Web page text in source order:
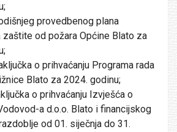
provedbenog plana
zaštite od požara Općine Blato za
o prihvaćanju Programa rada
Blato za 2024. godinu;
o prihvaćanju Izvješća o
a d.o.o. Blato i financijskog
od 01. siječnja do 31.